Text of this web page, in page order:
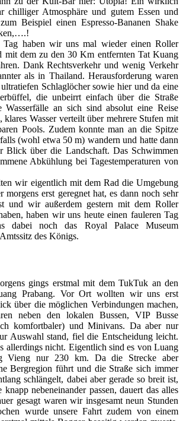
chilliger Atmosphäre und gutem Essen und
Beispiel einen Espresso-Bananen Shake
Tag haben wir uns mal wieder einen Roller
mit dem zu den 30 Km entfernten Tat Kuang
Dank Rechtsverkehr und wenig Verkehr
als in Thailand. Herausforderung waren
Schlaglöcher sowie hier und da eine
die unbeirrt einfach über die Straße
Wasserfälle an sich sind absolut eine Reise
klares Wasser verteilt über mehrere Stufen mit
Pools. Zudem konnte man an die Spitze
(wohl etwa 50 m) wandern und hatte dann
Blick über die Landschaft. Das Schwimmen
Abkühlung bei Tagestemperaturen von
wir eigentlich mit dem Rad die Umgebung
morgens erst geregnet hat, es dann noch sehr
und wir außerdem gestern mit dem Roller
haben wir uns heute einen fauleren Tag
dabei noch das Royal Palace Museum
des Königs.
gings erstmal mit dem TukTuk an den
Prabang. Vor Ort wollten wir uns erst
über die möglichen Verbindungen machen,
neben den lokalen Bussen, VIP Busse
komfortbaler) und Minivans. Da aber nur
Auswahl stand, fiel die Entscheidung leicht.
allerdings nicht. Eigentlich sind es von Luang
Vieng nur 230 km. Da die Strecke aber
Bergregion führt und die Straße sich immer
schlängelt, dabei aber gerade so breit ist,
knapp nebeneinander passen, dauert das alles
gesagt waren wir insgesamt neun Stunden
wurde unsere Fahrt zudem von einem